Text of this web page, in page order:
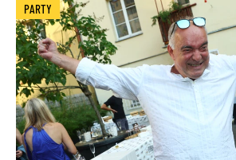
PARTY